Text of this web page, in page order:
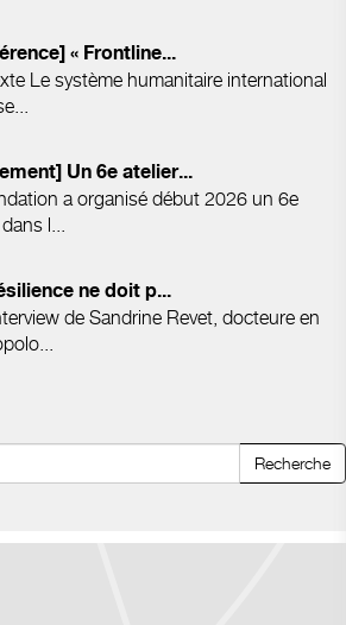
« Frontline...
Le système humanitaire international
Un 6e atelier...
a organisé début 2026 un 6e
l...
ne doit p...
de Sandrine Revet, docteure en
Recherche